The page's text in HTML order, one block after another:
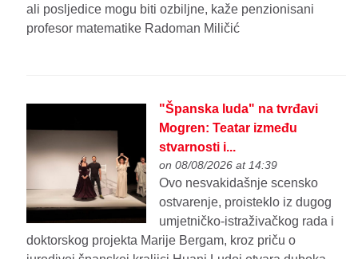
ali posljedice mogu biti ozbiljne, kaže penzionisani
profesor matematike Radoman Miličić
"Španska luda" na tvrđavi
Mogren: Teatar između
stvarnosti i...
on 08/08/2026 at 14:39
Ovo nesvakidašnje scensko
ostvarenje, proisteklo iz dugog
umjetničko-istraživačkog rada i
doktorskog projekta Marije Bergam, kroz priču o